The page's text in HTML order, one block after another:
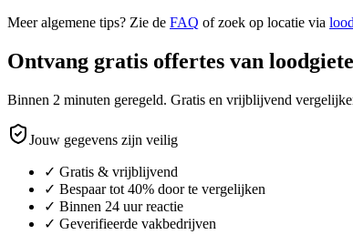
Meer algemene tips? Zie de FAQ of zoek op locatie via
Ontvang gratis offertes van
Binnen 2 minuten geregeld. Gratis en vrijblijvend
Jouw gegevens zijn veilig
✓ Gratis & vrijblijvend
✓ Bespaar tot 40% door te vergelijken
✓ Binnen 24 uur reactie
✓ Geverifieerde vakbedrijven